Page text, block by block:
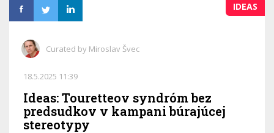
IDEAS
Curated by Miroslav Švec
18.5.2025 11:39
Ideas: Touretteov syndróm bez
predsudkov v kampani búrajúcej
stereotypy